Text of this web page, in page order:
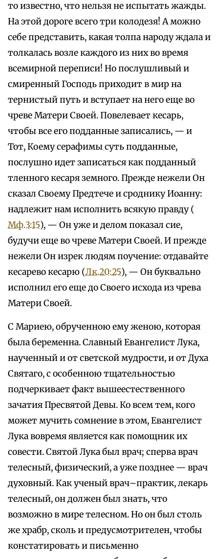
то известно, что нельзя не испытать жажды.
На этой дороге всего три колодезя! А можно
себе представить, какая толпа народу ждала и
толкалась возле каждого из них во время
всемирной переписи! Но послушливый и
смиренный Господь приходит в мир на
тернистый путь и вступает на него еще во
чреве Матери Своей. Повелевает кесарь,
чтобы все его подданные записались, — и
Тот, Коему серафимы суть подданные,
послушно идет записаться как подданный
тленного кесаря земного. Прежде нежели Он
сказал Своему Предтече и сроднику Иоанну:
надлежит нам исполнить всякую правду (
Мф.3:15), — Он уже и делом показал сие,
будучи еще во чреве Матери Своей. И прежде
нежели Он изрек людям поучение: отдавайте
кесарево кесарю (Лк.20:25), — Он буквально
исполнил его еще до Своего исхода из чрева
Матери Своей.
С Мариею, обрученною ему женою, которая
была беременна. Славный Евангелист Лука,
наученный и от светской мудрости, и от Духа
Святаго, с особенною тщательностью
подчеркивает факт вышеестественного
зачатия Пресвятой Девы. Ко всем тем, кого
может мучить сомнение в этом, Евангелист
Лука вовремя является как помощник их
совести. Святой Лука был врач; сперва врач
телесный, физический, а уже позднее — врач
духовный. Как ученый врач–практик, лекарь
телесный, он должен был знать, что
возможно в мире телесном. Но он был столь
же храбр, сколь и предусмотрителен, чтобы
констатировать и письменно